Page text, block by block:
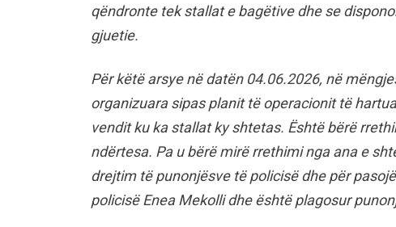
qëndronte tek stallat e bagëtive dhe se
gjuetie.
Për këtë arsye në datën 04.06.2026, në
organizuara sipas planit të operacionit të
vendit ku ka stallat ky shtetas. Është bërë
ndërtesa. Pa u bërë mirë rrethimi nga ana e
drejtim të punonjësve të policisë dhe për
policisë Enea Mekolli dhe është plagosur